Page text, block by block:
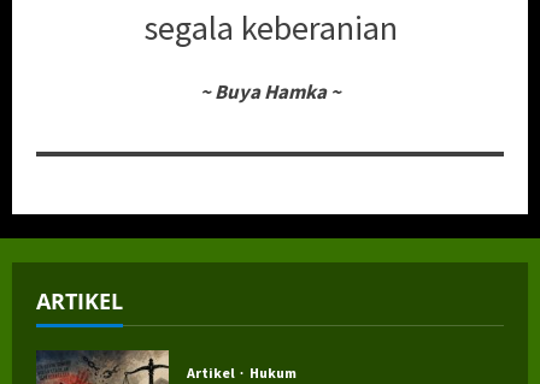
segala keberanian
~ Buya Hamka ~
ARTIKEL
Artikel Hukum